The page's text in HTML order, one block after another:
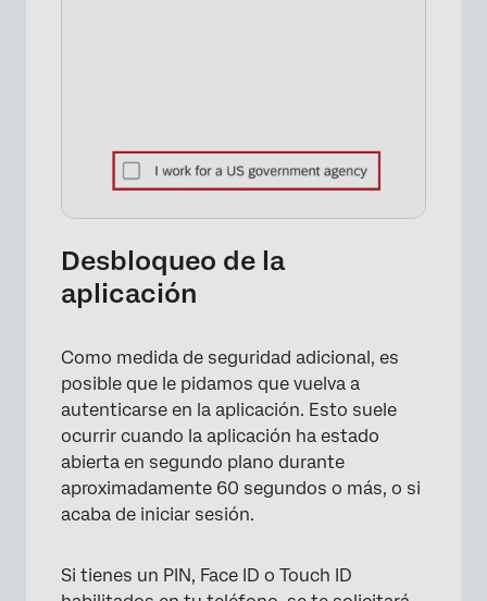
Desbloqueo de la
aplicación
Como medida de seguridad adicional, es
posible que le pidamos que vuelva a
autenticarse en la aplicación. Esto suele
ocurrir cuando la aplicación ha estado
abierta en segundo plano durante
aproximadamente 60 segundos o más, o si
acaba de iniciar sesión.
Si tienes un PIN, Face ID o Touch ID